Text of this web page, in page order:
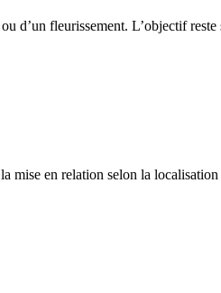
d’un fleurissement. L’objectif
mise en relation selon la